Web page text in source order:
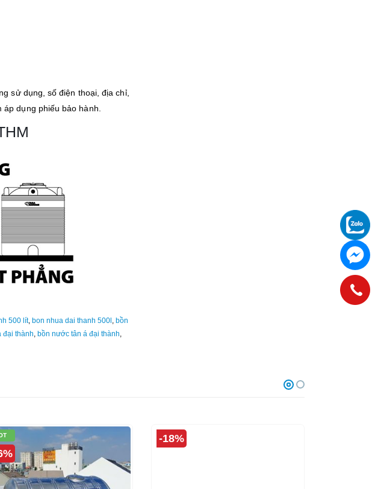
sử dụng, số điện thoại, địa chỉ,
dụng phiếu bảo hành.
500 lít, bon nhua dai thanh 500l , bồn
đại thành, bồn nước tân á đại thành,
-18%